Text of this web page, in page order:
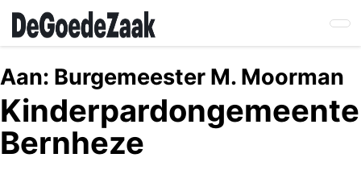
Skip
main
content
Aan: Burgemeester M. Moorman
Kinderpardongemeente
Bernheze